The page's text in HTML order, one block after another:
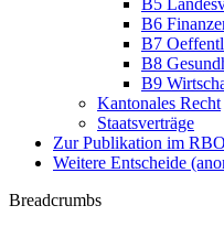
B5
B6
B7
B8
B9
Kantonales Recht
Staatsverträge
Zur Publikation im
Weitere Entscheide
Breadcrumbs